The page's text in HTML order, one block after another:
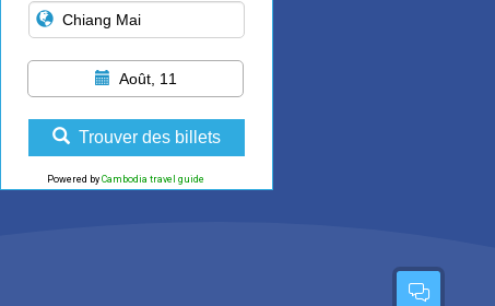
Août, 11
Trouver des billets
Powered by Cambodia travel guide